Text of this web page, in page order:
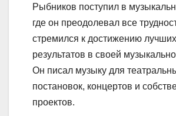
Рыбников поступил в
где он преодолевал все
стремился к достижению лучших
результатов в своей
Он писал музыку для
постановок, концертов и
проектов.